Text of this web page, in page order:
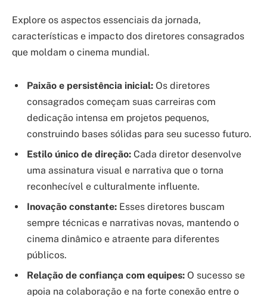
Explore os aspectos essenciais da jornada,
características e impacto dos diretores consagrados
que moldam o cinema mundial.
Paixão e persistência inicial: Os diretores
consagrados começam suas carreiras com
dedicação intensa em projetos pequenos,
construindo bases sólidas para seu sucesso futuro.
Estilo único de direção: Cada diretor desenvolve
uma assinatura visual e narrativa que o torna
reconhecível e culturalmente influente.
Inovação constante: Esses diretores buscam
sempre técnicas e narrativas novas, mantendo o
cinema dinâmico e atraente para diferentes
públicos.
Relação de confiança com equipes: O sucesso se
apoia na colaboração e na forte conexão entre o